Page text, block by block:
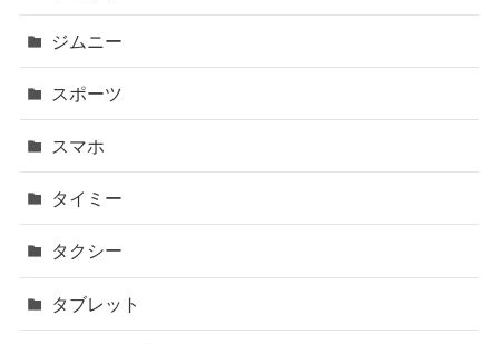
ジムニー
スポーツ
スマホ
タイミー
タクシー
タブレット